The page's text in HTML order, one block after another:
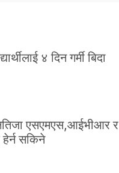
४ दिन गर्मी बिदा
एसएमएस,आईभीआर र
सकिने